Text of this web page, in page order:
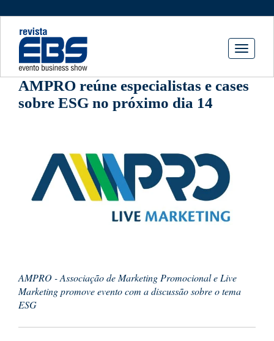
Toggle
AMPRO reúne especialistas e cases
sobre ESG no próximo dia 14
AMPRO - Associação de Marketing Promocional e Live
Marketing promove evento com a discussão sobre o tema
ESG